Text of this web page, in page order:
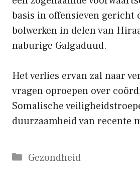
basis in offensieven gericht
bolwerken in delen van
naburige Galgaduud.
Het verlies ervan zal naar
vragen oproepen over
Somalische
duurzaamheid van recente
Categorieën
Gezondheid